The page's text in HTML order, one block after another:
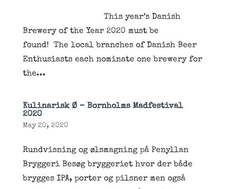
This year’s Danish
Brewery of the Year 2020 must be
found! The local branches of Danish Beer
Enthusiasts each nominate one brewery for
the...
Kulinarisk Ø – Bornholms Madfestival
2020
May 20, 2020
Rundvisning og ølsmagning på Penyllan
Bryggeri Besøg bryggeriet hvor der både
brygges IPA, porter og pilsner men også